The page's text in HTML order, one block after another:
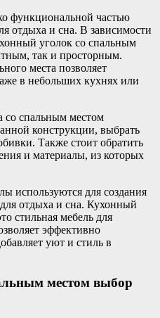
функциональной частью
отдыха и сна. В зависимости
уголок со спальным
так и просторным.
места позволяет
в небольших кухнях или
со спальным местом
конструкции, выбрать
Также стоит обратить
и материалы, из которых
используются для создания
отдыха и сна. Кухонный
стильная мебель для
эффективно
уют и стиль в
местом выбор